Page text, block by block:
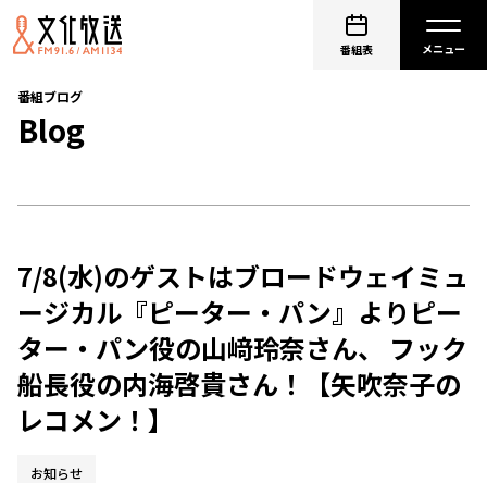
番組表
番組ブログ
Blog
7/8(水)のゲストはブロードウェイミュ
ージカル『ピーター・パン』よりピー
ター・パン役の山﨑玲奈さん、 フック
船長役の内海啓貴さん！【矢吹奈子の
レコメン！】
お知らせ